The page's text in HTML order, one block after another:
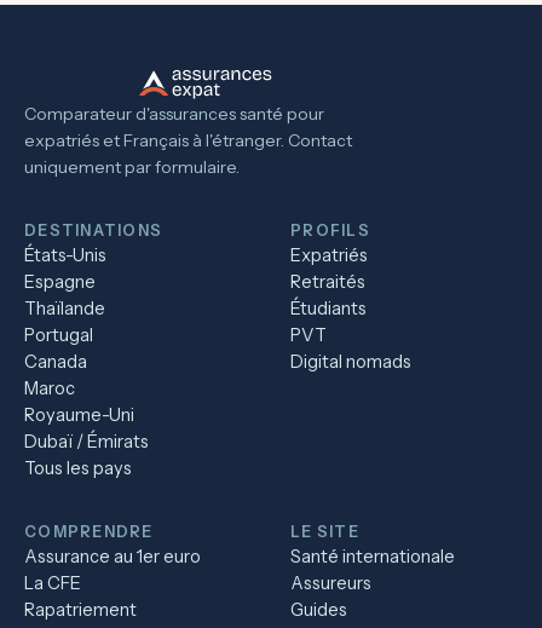
Comparateur d'assurances santé pour
expatriés et Français à l'étranger. Contact
uniquement par formulaire.
DESTINATIONS
États-Unis
Espagne
Thaïlande
Portugal
Canada
Maroc
Royaume-Uni
Dubaï / Émirats
Tous les pays
PROFILS
Expatriés
Retraités
Étudiants
PVT
Digital nomads
COMPRENDRE
Assurance au 1er euro
La CFE
Rapatriement
LE SITE
Santé internationale
Assureurs
Guides